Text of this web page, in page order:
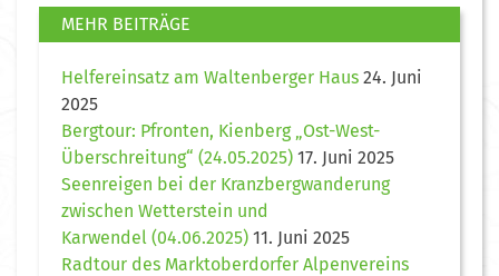
MEHR BEITRÄGE
Helfereinsatz am Waltenberger Haus 24. Juni
2025
Bergtour: Pfronten, Kienberg „Ost-West-
Überschreitung“ (24.05.2025) 17. Juni 2025
Seenreigen bei der Kranzbergwanderung
zwischen Wetterstein und
Karwendel (04.06.2025) 11. Juni 2025
Radtour des Marktoberdorfer Alpenvereins